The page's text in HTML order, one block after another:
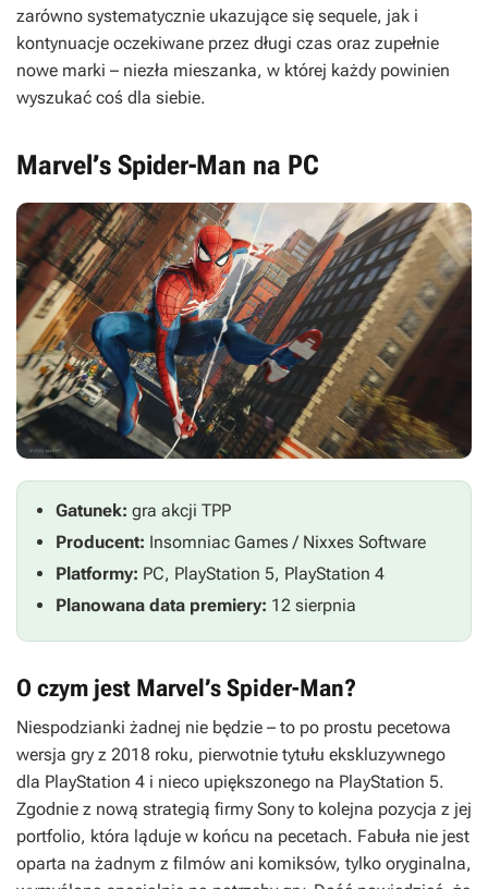
zarówno systematycznie ukazujące się sequele, jak i
kontynuacje oczekiwane przez długi czas oraz zupełnie
nowe marki – niezła mieszanka, w której każdy powinien
wyszukać coś dla siebie.
Marvel’s Spider-Man na PC
Gatunek: gra akcji TPP
Producent: Insomniac Games / Nixxes Software
Platformy: PC, PlayStation 5, PlayStation 4
Planowana data premiery: 12 sierpnia
O czym jest Marvel’s Spider-Man?
Niespodzianki żadnej nie będzie – to po prostu pecetowa
wersja gry z 2018 roku, pierwotnie tytułu ekskluzywnego
dla PlayStation 4 i nieco upiększonego na PlayStation 5.
Zgodnie z nową strategią firmy Sony to kolejna pozycja z jej
portfolio, która ląduje w końcu na pecetach. Fabuła nie jest
oparta na żadnym z filmów ani komiksów, tylko oryginalna,